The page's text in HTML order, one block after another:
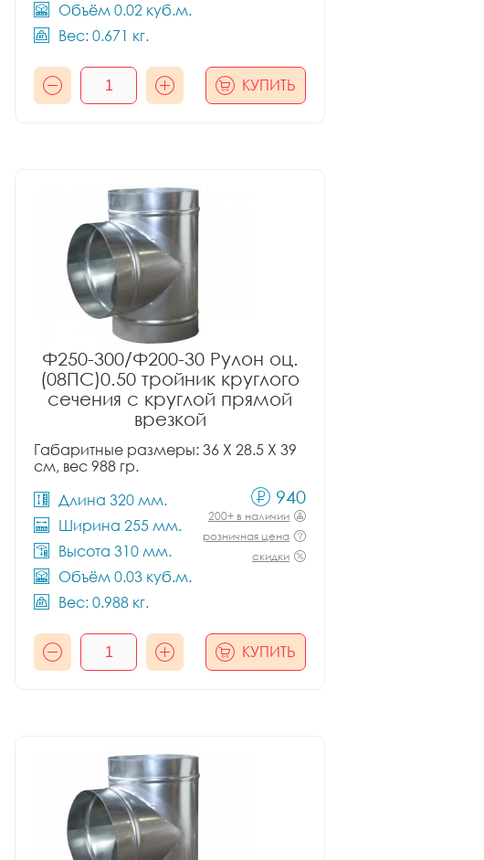
Объём 0.02 куб.м.
Вес: 0.671 кг.
КУПИТЬ
Ф250-300/Ф200-30 Рулон оц.
(08ПС)0.50 тройник круглого
сечения с круглой прямой
врезкой
Габаритные размеры: 36 X 28.5 X 39
см, вес 988 гр.
Длина 320 мм.
Ширина 255 мм.
Высота 310 мм.
Объём 0.03 куб.м.
Вес: 0.988 кг.
940
200+ в наличии
розничная цена
скидки
КУПИТЬ